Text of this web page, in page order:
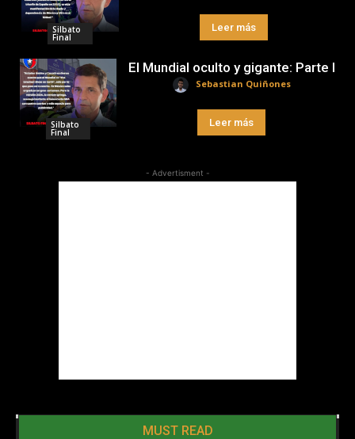
Silbato
Final
Leer más
Silbato
Final
El Mundial oculto y gigante: Parte I
Sebastian Quiñones
Leer más
- Advertisment -
MUST READ